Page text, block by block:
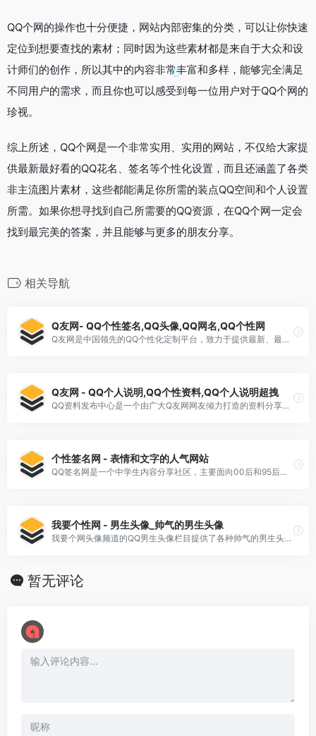
QQ个网的操作也十分便捷，网站内部密集的分类，可以让你快速
定位到想要查找的素材；同时因为这些素材都是来自于大众和设
计师们的创作，所以其中的内容非常丰富和多样，能够完全满足
不同用户的需求，而且你也可以感受到每一位用户对于QQ个网的
珍视。
综上所述，QQ个网是一个非常实用、实用的网站，不仅给大家提
供最新最好看的QQ花名、签名等个性化设置，而且还涵盖了各类
非主流图片素材，这些都能满足你所需的装点QQ空间和个人设置
所需。如果你想寻找到自己所需要的QQ资源，在QQ个网一定会
找到最完美的答案，并且能够与更多的朋友分享。
相关导航
Q友网- QQ个性签名,QQ头像,QQ网名,QQ个性网
Q友网是中国领先的QQ个性化定制平台，致力于提供最新、最全、最热的QQ头像、QQ签名、QQ网名和动态图片等个性化资源。它拥有大量的优秀设计师团队和数百万用户，在界面设计、视觉创意等方面追求卓越，不断创新。 首先，Q友网为我们提供了精心设计以及高品质的免费QQ个性定制服务。这为我们的虚拟世界注入了更多的生动和活力。比如丰富多彩的QQ头像可让人们在社交网络中展现自我风采，独特创意的QQ签名则能让人更好地表达自己的情感和态度。 其次，在设计上Q友网也注重用户体验。您可以根据自己的喜好选择不同的主题、风格、颜色和素材来进行个性化定制。除此之外，Q友网还提供了发布功能，让用户自由发表自己的作品和建立与其他人的联系，通过分享和交流，增进沟通和了解。 最后，Q友网更是一个值得信赖的安全平台。尤其是在快速发展的数据时代，隐私保护十分重要。通过Q友网的数据加密和身份认证，用户可以放心地享受这一方便、实用、富有趣味性的软件应用。 总结起来，Q友网是一个为广大QQ用户提供更多个性化选择的优秀平台。它的每一个设计和每一个细节都体现着用户需求和珍视用户体验。在Q友网，您可以尽情挥洒
Q友网 - QQ个人说明,QQ个性资料,QQ个人说明超拽
QQ资料发布中心是一个由广大Q友网网友倾力打造的资料分享平台，旨在提供丰富多样的QQ个人说明以及个性资料。这些资料涵盖了伤感、幸福、爱情等各类主题，可以满足不同用户的需求。
个性签名网 - 表情和文字的人气网站
QQ签名网是一个中学生内容分享社区，主要面向00后和95后这两个年龄段的用户。在这个社区里，用户可以发布自己的[…]
我要个性网 - 男生头像_帅气的男生头像
我要个网头像频道的QQ男生头像栏目提供了各种帅气的男生头像，这些头像与字体、背景和其他设计元素相结合，旨在帮助男性用户打造出一个独特、个性化的QQ头像。除了超酷的头像之外，这个栏目也提供了许多其他有趣的内容，如网名、签名、皮肤、分组、日志、说说和照片等。
暂无评论